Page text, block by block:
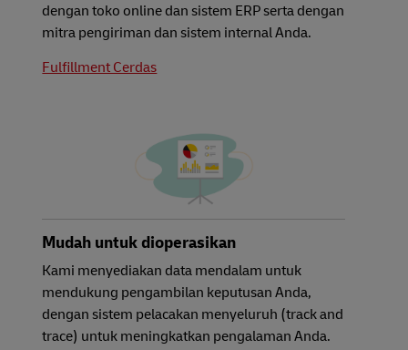
dengan toko online dan sistem ERP serta dengan
mitra pengiriman dan sistem internal Anda.
Fulfillment Cerdas
Mudah untuk dioperasikan
Kami menyediakan data mendalam untuk
mendukung pengambilan keputusan Anda,
dengan sistem pelacakan menyeluruh (track and
trace) untuk meningkatkan pengalaman Anda.